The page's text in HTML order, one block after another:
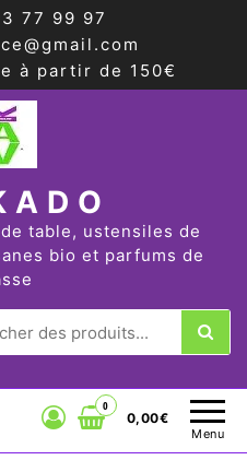
77 99 97
à partir de 150€
table, ustensiles de
bio et parfums de
Menu
0
0,00€